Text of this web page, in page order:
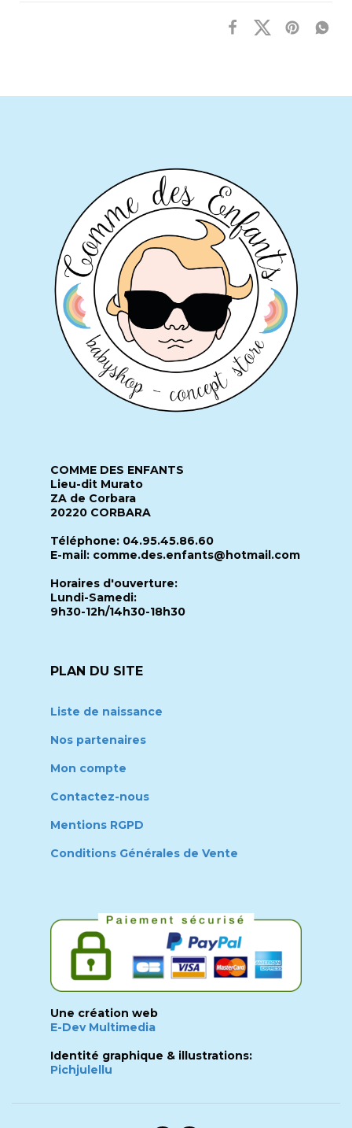
COMME DES ENFANTS
Lieu-dit Murato
ZA de Corbara
20220 CORBARA
Téléphone: 04.95.45.86.60
E-mail: comme.des.enfants@hotmail.com
Horaires d'ouverture:
Lundi-Samedi:
9h30-12h/14h30-18h30
PLAN DU SITE
Liste de naissance
Nos partenaires
Mon compte
Contactez-nous
Mentions RGPD
Conditions Générales de Vente
Une création web
E-Dev Multimedia
Identité graphique & illustrations:
Pichjulellu